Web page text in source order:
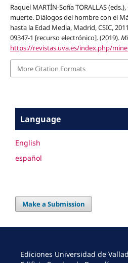
Raquel MARTÍN-Sofía TORALLAS
muerte. Diálogos del hombre con el
hasta la Edad Media, Madrid, CSIC,
09347-1 [recurso electrónico]. (2019).
https://revistas.uva.es/index.php/
More Citation Formats
Language
English
español
Make a Submission
Ediciones Universidad de